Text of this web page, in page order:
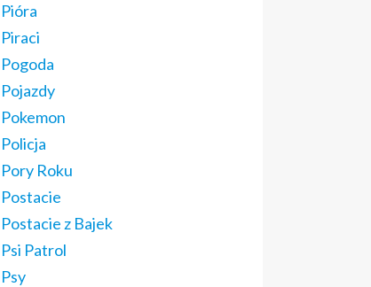
Pióra
Piraci
Pogoda
Pojazdy
Pokemon
Policja
Pory Roku
Postacie
Postacie z Bajek
Psi Patrol
Psy